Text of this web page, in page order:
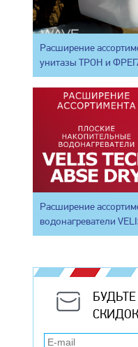
Расширение
унитазы ТРОН и
Расширение
водонагреватели
СКИДОК